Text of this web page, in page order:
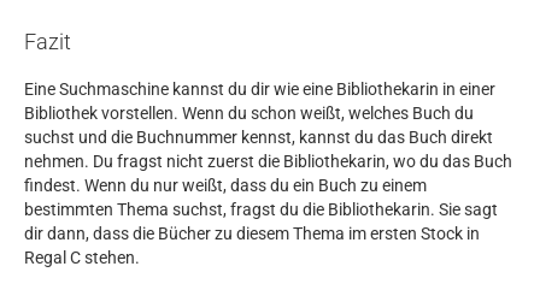
Fazit
Eine Suchmaschine kannst du dir wie eine Bibliothekarin in einer
Bibliothek vorstellen. Wenn du schon weißt, welches Buch du
suchst und die Buchnummer kennst, kannst du das Buch direkt
nehmen. Du fragst nicht zuerst die Bibliothekarin, wo du das Buch
findest. Wenn du nur weißt, dass du ein Buch zu einem
bestimmten Thema suchst, fragst du die Bibliothekarin. Sie sagt
dir dann, dass die Bücher zu diesem Thema im ersten Stock in
Regal C stehen.